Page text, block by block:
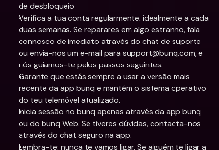
de desbloqueio
Verifica a tua conta regularmente, idealmente a cada
duas semanas. Se reparares em algo estranho, fala
connosco de imediato através do chat de suporte
ou envia-nos um e-mail para support@bunq.com, e
nós guiamos-te pelos passos seguintes.
Garante que estás sempre a usar a versão mais
recente da app bunq e mantém o sistema operativo
do teu telemóvel atualizado.
Inicia sessão no bunq apenas através da app bunq
ou do bunq Web. Se tiveres dúvidas, contacta-nos
através do chat seguro na app.
Lembra-te: nunca te vamos ligar. Se alguém te ligar a